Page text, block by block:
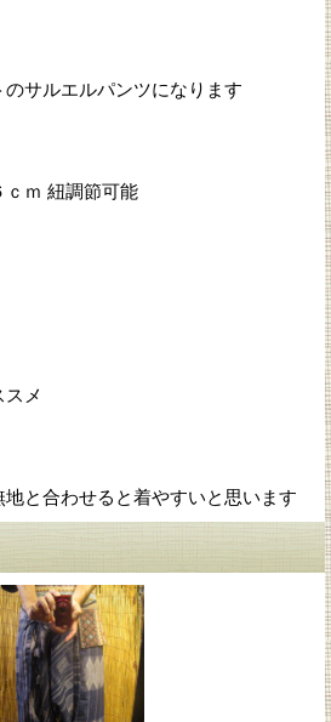
サルエルパンツになります
ｃｍ 紐調節可能
スメ
地と合わせると着やすいと思います